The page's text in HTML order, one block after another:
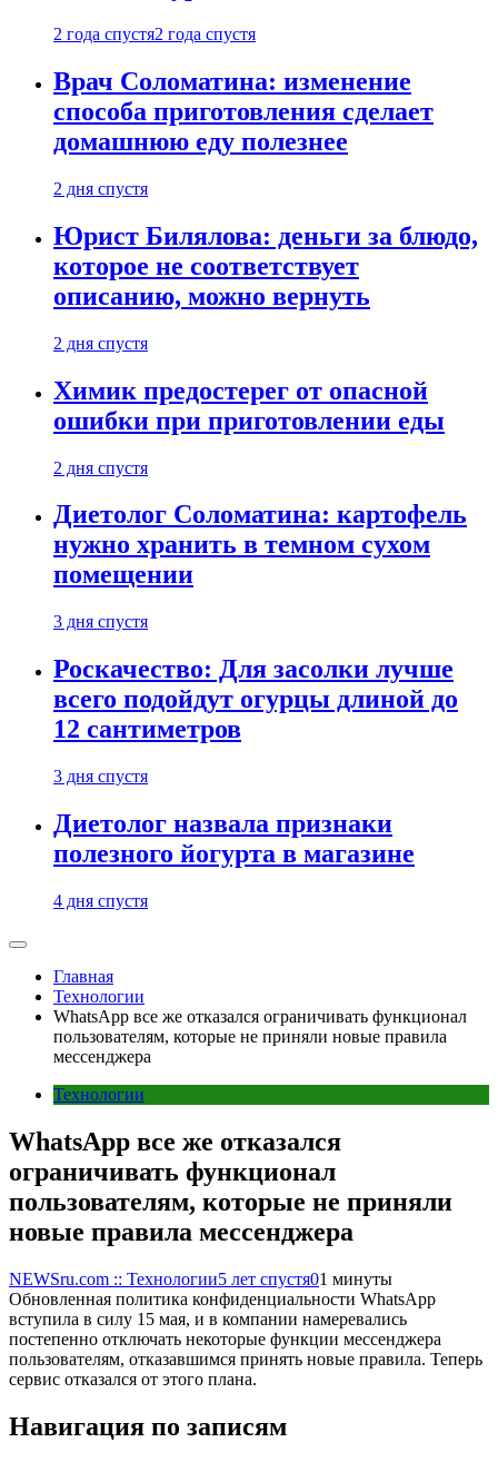
2 года спустя2 года спустя
Врач Соломатина: изменение
способа приготовления сделает
домашнюю еду полезнее
2 дня спустя
Юрист Билялова: деньги за блюдо,
которое не соответствует
описанию, можно вернуть
2 дня спустя
Химик предостерег от опасной
ошибки при приготовлении еды
2 дня спустя
Диетолог Соломатина: картофель
нужно хранить в темном сухом
помещении
3 дня спустя
Роскачество: Для засолки лучше
всего подойдут огурцы длиной до
12 сантиметров
3 дня спустя
Диетолог назвала признаки
полезного йогурта в магазине
4 дня спустя
Главная
Технологии
WhatsApp все же отказался ограничивать функционал
пользователям, которые не приняли новые правила
мессенджера
Технологии
WhatsApp все же отказался
ограничивать функционал
пользователям, которые не приняли
новые правила мессенджера
NEWSru.com :: Технологии5 лет спустя01 минуты
Обновленная политика конфиденциальности WhatsApp
вступила в силу 15 мая, и в компании намеревались
постепенно отключать некоторые функции мессенджера
пользователям, отказавшимся принять новые правила. Теперь
сервис отказался от этого плана.
Навигация по записям